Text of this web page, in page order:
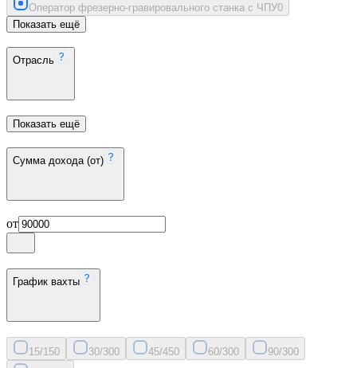
Оператор фрезерно-гравировального станка с ЧПУ0
Показать ещё
Отрасль
Показать ещё
Сумма дохода (от)
от
График вахты
15/150 30/300 45/450 60/300 90/300